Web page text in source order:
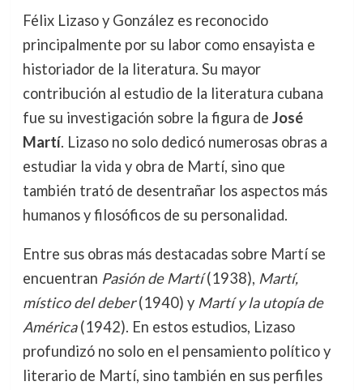
Félix Lizaso y González es reconocido
principalmente por su labor como ensayista e
historiador de la literatura. Su mayor
contribución al estudio de la literatura cubana
fue su investigación sobre la figura de José
Martí. Lizaso no solo dedicó numerosas obras a
estudiar la vida y obra de Martí, sino que
también trató de desentrañar los aspectos más
humanos y filosóficos de su personalidad.
Entre sus obras más destacadas sobre Martí se
encuentran Pasión de Martí(1938), Martí,
místico del deber(1940) y Martí y la utopía de
América(1942). En estos estudios, Lizaso
profundizó no solo en el pensamiento político y
literario de Martí, sino también en sus perfiles